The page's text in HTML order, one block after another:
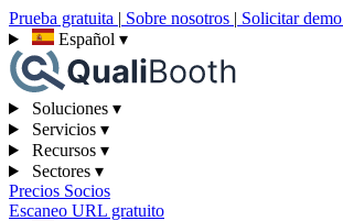
Prueba gratuita | Sobre nosotros | Solicitar demo
Español ▾
Soluciones ▾
Servicios ▾
Recursos ▾
Sectores ▾
Precios Socios
Escaneo URL gratuito